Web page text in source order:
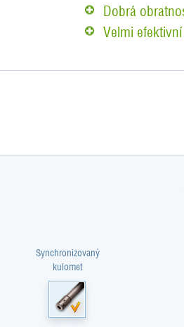
Dobrá
Velmi
Synchronizovaný
kulomet